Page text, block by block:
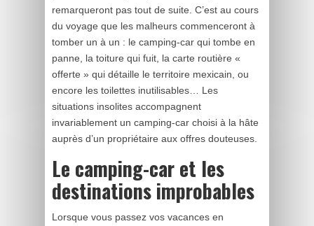
remarqueront pas tout de suite. C’est au cours
du voyage que les malheurs commenceront à
tomber un à un : le camping-car qui tombe en
panne, la toiture qui fuit, la carte routière «
offerte » qui détaille le territoire mexicain, ou
encore les toilettes inutilisables… Les
situations insolites accompagnent
invariablement un camping-car choisi à la hâte
auprès d’un propriétaire aux offres douteuses.
Le camping-car et les
destinations improbables
Lorsque vous passez vos vacances en